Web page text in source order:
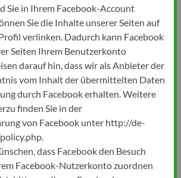
Sie in Ihrem Facebook-Account
Sie die Inhalte unserer Seiten auf
verlinken. Dadurch kann Facebook
Seiten Ihrem Benutzerkonto
darauf hin, dass wir als Anbieter der
vom Inhalt der übermittelten Daten
durch Facebook erhalten. Weitere
finden Sie in der
von Facebook unter http://de-
dass Facebook den Besuch
Facebook-Nutzerkonto zuordnen